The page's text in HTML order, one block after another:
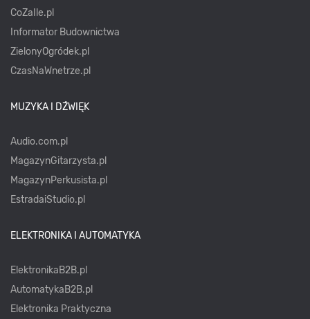
CoZaIle.pl
Informator Budownictwa
ZielonyOgródek.pl
CzasNaWnetrze.pl
MUZYKA I DŹWIĘK
Audio.com.pl
MagazynGitarzysta.pl
MagazynPerkusista.pl
EstradaiStudio.pl
ELEKTRONIKA I AUTOMATYKA
ElektronikaB2B.pl
AutomatykaB2B.pl
Elektronika Praktyczna